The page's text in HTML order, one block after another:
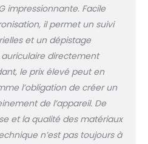
dans l'application
Connect,
pour iOS et
LIVRAISON : 1x
tensiomètre et
2-en-1 avec brassard
à 42 cm facile à
mode d’emploi, étui
rangement.
application
Connect. Garantie
impressionnante. Facile
il permet un suivi
et un dépistage
directement
le prix élevé peut en
l’obligation de créer un
de l’appareil. De
et la qualité des matériaux
n’est pas toujours à